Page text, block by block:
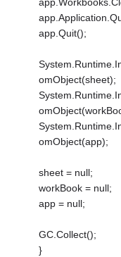
app.Quit();
omObject(sheet);
omObject(app);
sheet = null;
workBook = null;
app = null;
GC.Collect();
}